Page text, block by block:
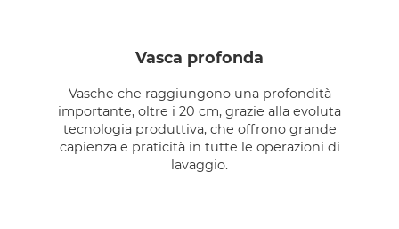
vasca profonda
Vasche che raggiungono una profondità
importante, oltre i 20 cm, grazie alla evoluta
tecnologia produttiva, che offrono grande
capienza e praticità in tutte le operazioni di
lavaggio.